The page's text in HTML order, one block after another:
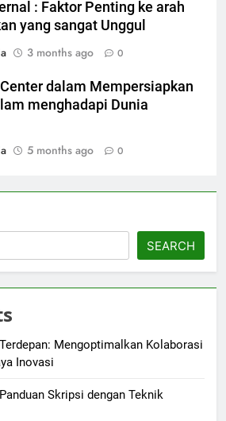
: Faktor Penting ke arah
yang sangat Unggul
3 months ago 0
dalam Mempersiapkan
menghadapi Dunia
5 months ago 0
SEARCH
Mengoptimalkan Kolaborasi
Inovasi
Skripsi dengan Teknik